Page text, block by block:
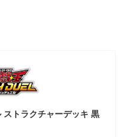
トラクチャーデッキ 黒